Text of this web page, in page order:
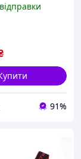
сідниці
91%